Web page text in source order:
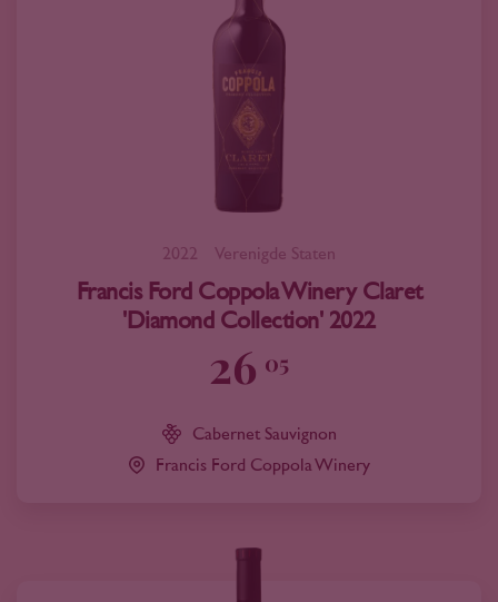
2022 Verenigde Staten
Francis Ford Coppola Winery Claret
'Diamond Collection' 2022
26 05
Cabernet Sauvignon
Francis Ford Coppola Winery